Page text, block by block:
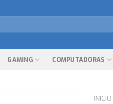
GAMING COMPUTADORAS
INICIO